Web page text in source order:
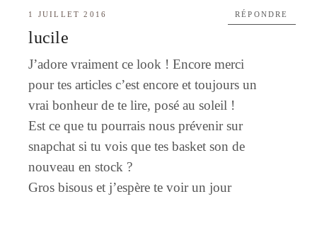
1 JUILLET 2016
lucile
J’adore vraiment ce look ! Encore merci
pour tes articles c’est encore et toujours un
vrai bonheur de te lire, posé au soleil !
Est ce que tu pourrais nous prévenir sur
snapchat si tu vois que tes basket son de
nouveau en stock ?
Gros bisous et j’espère te voir un jour
RÉPONDRE